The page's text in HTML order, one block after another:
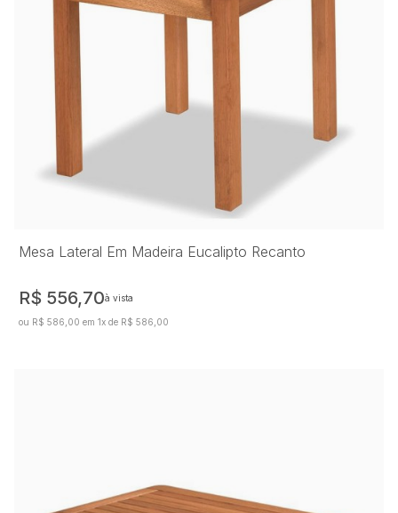
Mesa Lateral Em Madeira Eucalipto Recanto
R$ 556,70à vista
ou R$ 586,00 em 1x de R$ 586,00